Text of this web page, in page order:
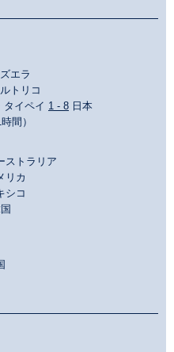
エラ
トリコ
タイペイ 1 - 8 日本
間）
ストラリア
リカ
シコ